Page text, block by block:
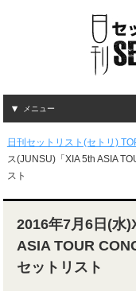
メニュー
日刊セットリスト(セトリ)
ス(JUNSU)「XIA 5th ASIA
スト
2016年7月6日(水
ASIA TOUR
セットリスト